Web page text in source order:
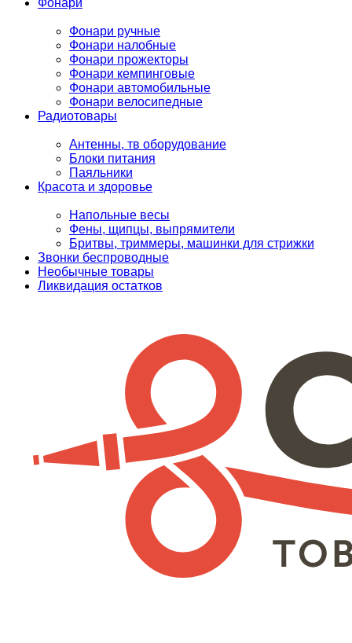
Фонари
Фонари ручные
Фонари налобные
Фонари прожекторы
Фонари кемпинговые
Фонари автомобильные
Фонари велосипедные
Радиотовары
Антенны, тв оборудование
Блоки питания
Паяльники
Красота и здоровье
Напольные весы
Фены, щипцы, выпрямители
Бритвы, триммеры, машинки для стрижки
Звонки беспроводные
Необычные товары
Ликвидация остатков